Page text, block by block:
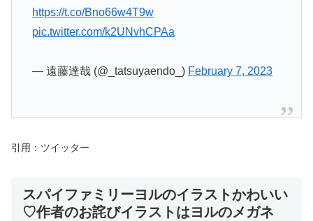
https://t.co/Bno66w4T9w
pic.twitter.com/k2UNvhCPAa
— 遠藤達哉 (@_tatsuyaendo_) February 7, 2023
引用：ツイッター
スパイファミリーヨルのイラストかわいい
♡作者のお詫びイラストはヨルのメガネ